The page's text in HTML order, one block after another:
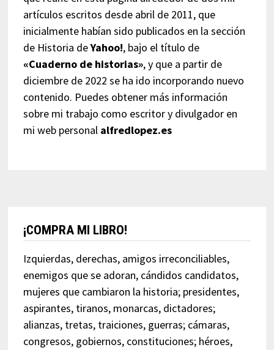
artículos escritos desde abril de 2011, que
inicialmente habían sido publicados en la sección
de Historia deYahoo!, bajo el título de
«Cuaderno de historias», y que a partir de
diciembre de 2022 se ha ido incorporando nuevo
contenido. Puedes obtener más información
sobre mi trabajo como escritor y divulgador en
mi web personal alfredlopez.es
¡COMPRA MI LIBRO!
Izquierdas, derechas, amigos irreconciliables,
enemigos que se adoran, cándidos candidatos,
mujeres que cambiaron la historia; presidentes,
aspirantes, tiranos, monarcas, dictadores;
alianzas, tretas, traiciones, guerras; cámaras,
congresos, gobiernos, constituciones; héroes,